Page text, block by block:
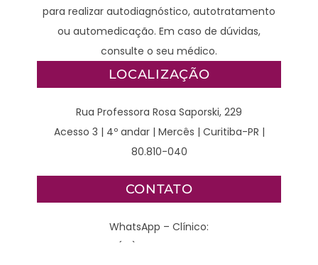
para realizar autodiagnóstico, autotratamento
ou automedicação. Em caso de dúvidas,
consulte o seu médico.
LOCALIZAÇÃO
Rua Professora Rosa Saporski, 229
Acesso 3 | 4º andar | Mercês | Curitiba-PR |
80.810-040
CONTATO
WhatsApp – Clínico:
(41) 98789-2929